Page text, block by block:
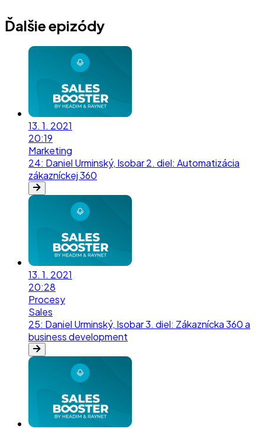
Ďalšie epizódy
13. 1. 2021
20:19
Marketing
24: Daniel Urminský, Isobar 2. diel: Automatizácia
zákazníckej 360
13. 1. 2021
20:28
Procesy
Sales
25: Daniel Urminský, Isobar 3. diel: Zákaznícka 360 a
business development